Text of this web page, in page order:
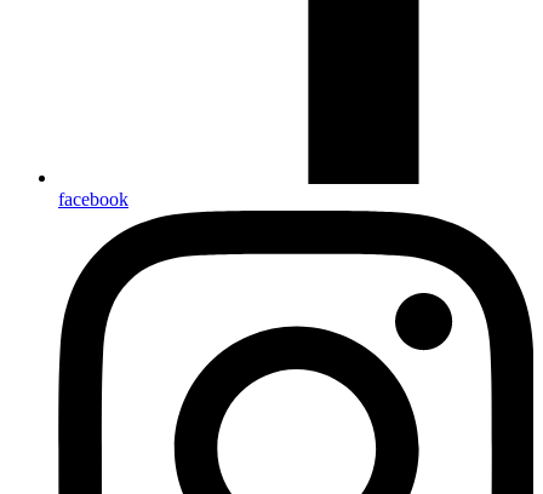
facebook